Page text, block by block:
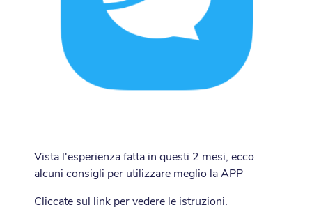
Vista l'esperienza fatta in questi 2 mesi, ecco
alcuni consigli per utilizzare meglio la APP
Cliccate sul link per vedere le istruzioni.